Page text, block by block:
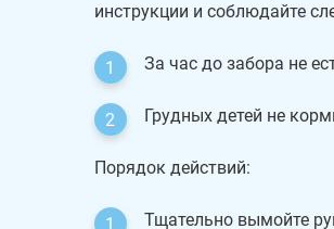
инструкции и соблюдайте
За час до забора не
Грудных детей не
Порядок действий:
Тщательно вымойте